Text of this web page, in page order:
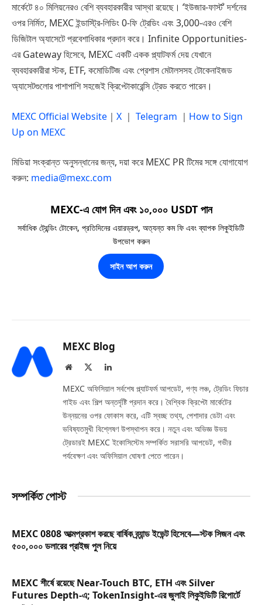
মার্কেটে ৪০ মিলিয়নেরও বেশি ব্যবহারকারীর আস্থা রয়েছে। ‘ইউজার-ফার্স্ট’ দর্শনের
ওপর নির্মিত, MEXC ইন্ডাস্ট্রি-লিডিং 0-ফি ট্রেডিং এবং 3,000-এরও বেশি
ডিজিটাল অ্যাসেটে প্রবেশাধিকার প্রদান করে। Infinite Opportunities-
এর Gateway হিসেবে, MEXC একটি একক প্ল্যাটফর্ম দেয় যেখানে
ব্যবহারকারীরা স্টক, ETF, কমোডিটিজ এবং প্রেশাস মেটালসসহ টোকেনাইজড
অ্যাসেটগুলোর পাশাপাশি সহজেই ক্রিপ্টোকারেন্সি ট্রেড করতে পারেন।
MEXC Official Website ｜ X ｜ Telegram ｜ How to Sign
Up on MEXC
মিডিয়া সংক্রান্ত অনুসন্ধানের জন্য, দয়া করে MEXC PR টিমের সঙ্গে যোগাযোগ
করুন: media@mexc.com
MEXC-এ যোগ দিন এবং ১০,০০০ USDT পান
সর্বাধিক ট্রেন্ডিং টোকেন, প্রতিদিনের এয়ারড্রপ, অত্যন্ত কম ফি এবং ব্যাপক লিকুইডিটি
উপভোগ করুন
সাইন আপ করুন
MEXC Blog
Website LinkedIn
MEXC অফিসিয়াল সর্বশেষ প্ল্যাটফর্ম আপডেট, পণ্য লঞ্চ, ট্রেডিং ফিচার
গাইড এবং শিল্প অন্তর্দৃষ্টি প্রদান করে। বৈশ্বিক ক্রিপ্টো মার্কেটের
উন্নয়নের ওপর ফোকাস করে, এটি স্বচ্ছ তথ্য, পেশাদার ডেটা এবং
ভবিষ্যতমুখী বিশ্লেষণ উপস্থাপন করে। নতুন এবং অভিজ্ঞ উভয়
ট্রেডারই MEXC ইকোসিস্টেম সম্পর্কিত সরাসরি আপডেট, গভীর
পর্যবেক্ষণ এবং অফিসিয়াল ঘোষণা পেতে পারেন।
সম্পর্কিত পোস্ট
MEXC 0808 আত্মপ্রকাশ করছে বার্ষিক ব্র্যান্ড ইভেন্ট হিসেবে—স্টক সিজন এবং
৫০০,০০০ ডলারের প্রাইজ পুল নিয়ে
MEXC শীর্ষে রয়েছে Near-Touch BTC, ETH এবং Silver
Futures Depth-এ; TokenInsight-এর জুলাই লিকুইডিটি রিপোর্টে